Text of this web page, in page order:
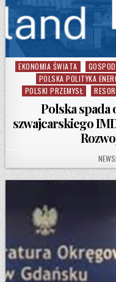
Posted in
EKONOMIA ŚWIATA
POLSKA POLITYKA
POLSKI PRZEMYSŁ
Polska spada
szwajcarskiego